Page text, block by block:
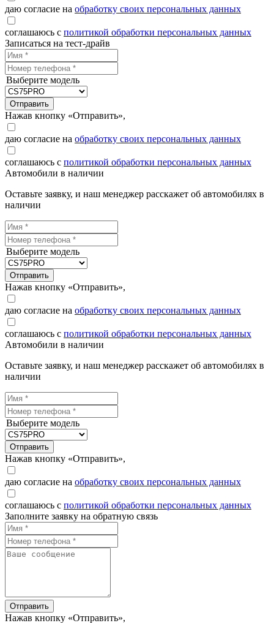
даю согласие на обработку своих персональных данных
соглашаюсь с политикой обработки персональных данных
Записаться на тест-драйв
Выберите модель
Отправить
Нажав кнопку «Отправить»,
даю согласие на обработку своих персональных данных
соглашаюсь с политикой обработки персональных данных
Автомобили в наличии
Оставьте заявку, и наш менеджер расскажет об автомобилях в
наличии
Выберите модель
Отправить
Нажав кнопку «Отправить»,
даю согласие на обработку своих персональных данных
соглашаюсь с политикой обработки персональных данных
Автомобили в наличии
Оставьте заявку, и наш менеджер расскажет об автомобилях в
наличии
Выберите модель
Отправить
Нажав кнопку «Отправить»,
даю согласие на обработку своих персональных данных
соглашаюсь с политикой обработки персональных данных
Заполните заявку на обратную связь
Отправить
Нажав кнопку «Отправить»,